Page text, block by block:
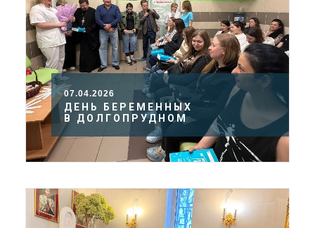
07.04.2026
ДЕНЬ БЕРЕМЕННЫХ
В ДОЛГОПРУДНОМ